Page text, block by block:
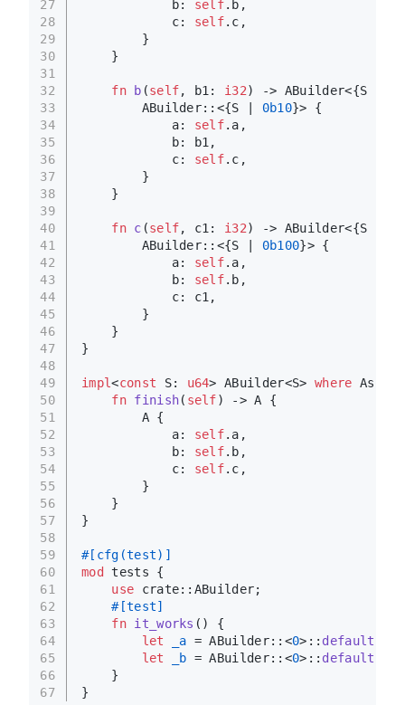
27
28
29
30
31
32
33
34
35
36
37
38
39
40
41
42
43
44
45
46
47
48
49
50
51
52
53
54
55
56
57
58
59
60
61
62
63
64
65
66
67
            b:
self.b,
            c:
self.c,
        }
    }
fn b (self, b1: i32) -> ABuilder<{S |
        ABuilder::<{S |
0b10}> {
            a:
self.a,
            b: b1,
            c:
self.c,
        }
    }
fn c (self, c1: i32) -> ABuilder<{S |
        ABuilder::<{S |
0b100}> {
            a:
self.a,
            b:
self.b,
            c: c1,
        }
    }
}
impl<const S: u64> ABuilder<S> where
fn finish( self) -> A {
        A {
            a:
self.a,
            b:
self.b,
            c:
self.c,
        }
    }
}
#[cfg(test)]
mod
tests {
use crate::ABuilder;
#[test]
fn it_works () {
let
_a = ABuilder::<0>:: default
let
_b = ABuilder::<0>:: default
    }
}